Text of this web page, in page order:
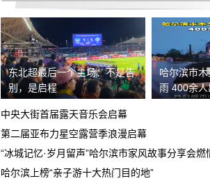
承诺兜底购置税，后续不兜底
熊猫净水器爆炸燃烧
退还诚意金
滴滴平台司机超时未出发，地域黑乘客
要求解除合同，退款，我还没有开始学
东北超最后一个主场：不是告
别，是启程
哈尔滨市
雨 400余人
中央大街首届露天音乐会启幕
第二届亚布力星空露营季浪漫启幕
“冰城记忆·岁月留声”哈尔滨市家风故事分享会燃
哈尔滨上榜“亲子游十大热门目的地”